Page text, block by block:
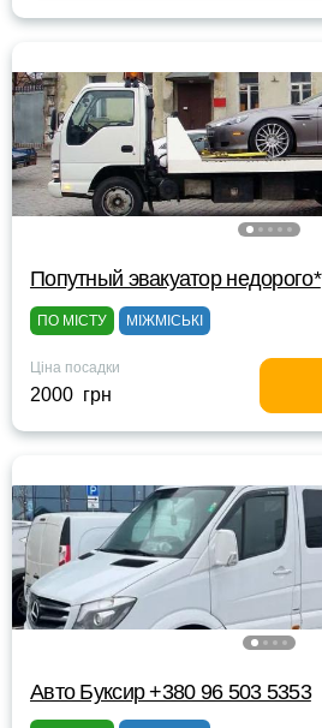
Попутный эвакуатор недорого*
ПО МІСТУ МІЖМІСЬКІ
Ціна посадки
2000 грн
Авто Буксир +380 96 503 5353